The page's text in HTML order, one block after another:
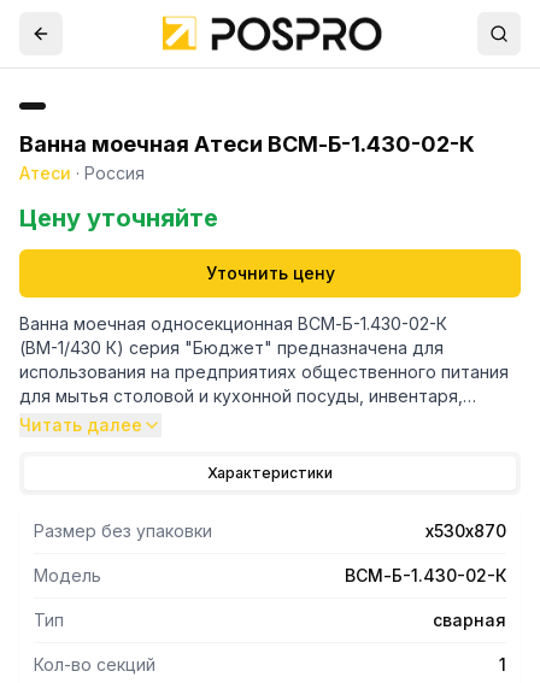
Ванна моечная Атеси ВСМ-Б-1.430-02-К
Атеси · Россия
Цену уточняйте
Уточнить цену
Ванна моечная односекционная ВСМ-Б-1.430-02-К
(ВМ-1/430 К) серия "Бюджет" предназначена для
использования на предприятиях общественного питания
для мытья столовой и кухонной посуды, инвентаря,
овощей, фруктов, для оттайки замороженных пищевых
- Разборный каркас.
- Качество и технология сварки моечных ванн
обеспечивает не только герметичность соединения, но и
динамическую и статическую прочность конструкции.
позволяет при установке устранять возможные
Читать далее
Характеристики
Размер без упаковки х530х870
Модель ВСМ-Б-1.430-02-К
Тип сварная
Кол-во секций 1